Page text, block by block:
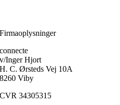
Firmaoplysninger
connecte
v/Inger Hjort
H. C. Ørsteds Vej 10A
8260 Viby
CVR 34305315